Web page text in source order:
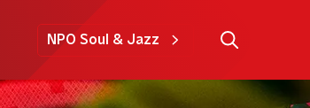
NPO Soul & Jazz